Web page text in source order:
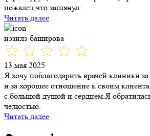
пожалел,что заглянул:
Читать далее
нэзилэ баширова
13 мая 2025
Я хочу поблагодарить врачей клиники
и за хорошее отношение к своим
с большой душой и сердцем.Я
челюстью.
Читать далее